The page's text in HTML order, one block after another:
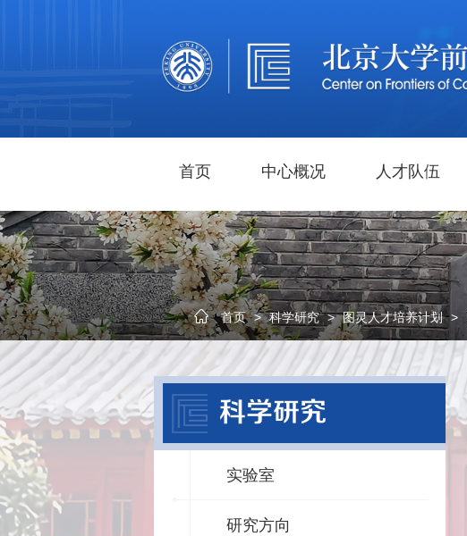
首页 中心概况 人才队伍
首页 > 科学研究 > 图灵人才培养计划 >
科学研究
实验室
研究方向